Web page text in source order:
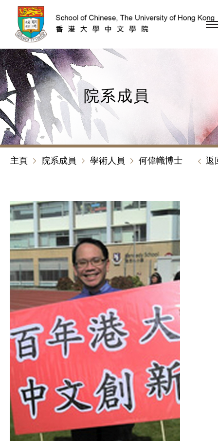
跳到內容（按回車鍵）
院系成員
主頁 院系成員 學術人員 何偉幟博士 返